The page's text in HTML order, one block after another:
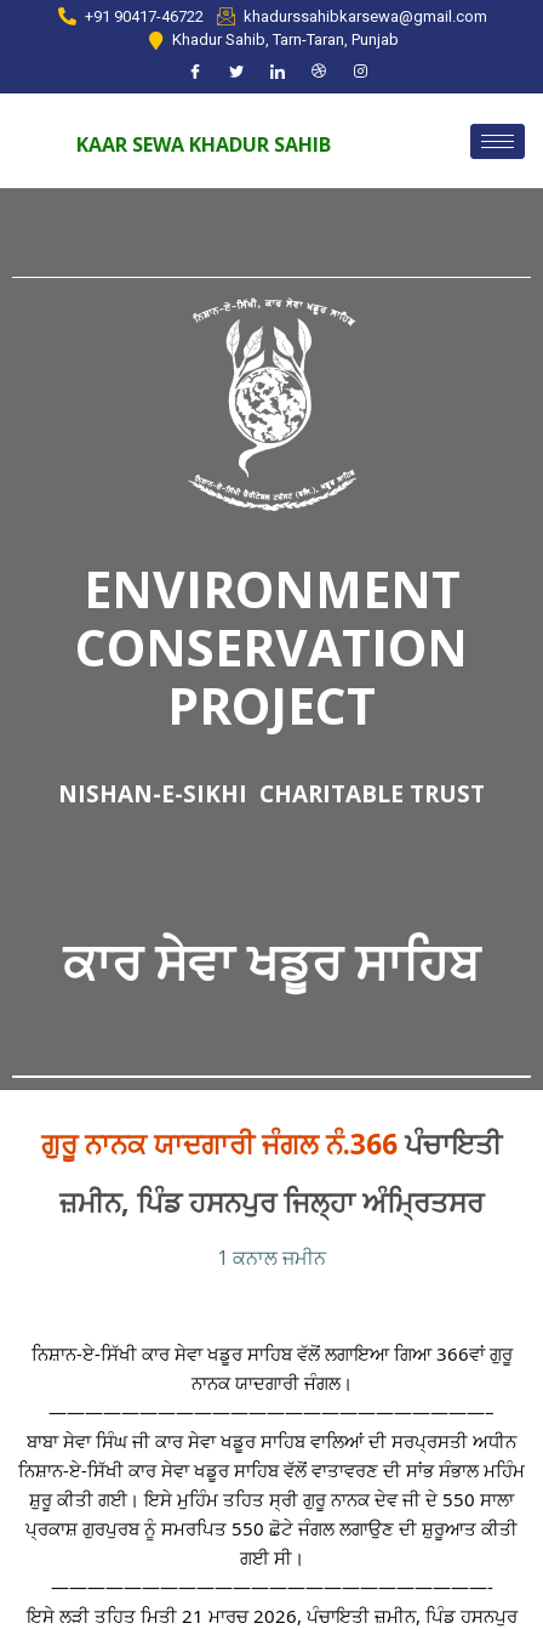
+91 90417-46722
khadurssahibkarsewa@gmail.com
Khadur Sahib, Tarn-Taran, Punjab
KAAR SEWA KHADUR SAHIB
ENVIRONMENT
CONSERVATION
PROJECT
NISHAN-E-SIKHI CHARITABLE TRUST
ਕਾਰ ਸੇਵਾਖਡੂਰ ਸਾਹਿਬ
ਗੁਰੂ ਨਾਨਕ ਯਾਦਗਾਰੀ ਜੰਗਲ ਨੰ.366ਪੰਚਾਇਤੀ
ਜ਼ਮੀਨ, ਪਿੰਡ ਹਸਨਪੁਰ ਜਿਲ੍ਹਾ ਅੰਮ੍ਰਿਤਸਰ
1 ਕਨਾਲ ਜਮੀਨ
ਨਿਸ਼ਾਨ-ਏ-ਸਿੱਖੀ ਕਾਰ ਸੇਵਾ ਖਡੂਰ ਸਾਹਿਬ ਵੱਲੋਂ ਲਗਾਇਆ ਗਿਆ 366ਵਾਂ ਗੁਰੂ
ਨਾਨਕ ਯਾਦਗਾਰੀ ਜੰਗਲ।
————————————————————————–
ਬਾਬਾ ਸੇਵਾ ਸਿੰਘ ਜੀ ਕਾਰ ਸੇਵਾ ਖਡੂਰ ਸਾਹਿਬ ਵਾਲਿਆਂ ਦੀ ਸਰਪ੍ਰਸਤੀ ਅਧੀਨ
ਨਿਸ਼ਾਨ-ਏ-ਸਿੱਖੀ ਕਾਰ ਸੇਵਾ ਖਡੂਰ ਸਾਹਿਬ ਵੱਲੋਂ ਵਾਤਾਵਰਣ ਦੀ ਸਾਂਭ ਸੰਭਾਲ ਮਹਿੰਮ
ਸ਼ੁਰੂ ਕੀਤੀ ਗਈ। ਇਸੇ ਮੁਹਿੰਮ ਤਹਿਤ ਸ੍ਰੀ ਗੁਰੂ ਨਾਨਕ ਦੇਵ ਜੀ ਦੇ 550 ਸਾਲਾ
ਪ੍ਰਕਾਸ਼ ਗੁਰਪੁਰਬ ਨੂੰ ਸਮਰਪਿਤ 550 ਛੋਟੇ ਜੰਗਲ ਲਗਾਉਣ ਦੀ ਸ਼ੁਰੂਆਤ ਕੀਤੀ
ਗਈ ਸੀ।
————————————————————————-
ਇਸੇ ਲੜੀ ਤਹਿਤ ਮਿਤੀ 21 ਮਾਰਚ 2026, ਪੰਚਾਇਤੀ ਜ਼ਮੀਨ, ਪਿੰਡ ਹਸਨਪੁਰ